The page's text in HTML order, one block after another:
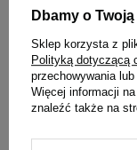
Dbamy o
Sklep korzysta z
Polityką dotyczącą
przechowywania
Więcej informacji
znaleźć także na